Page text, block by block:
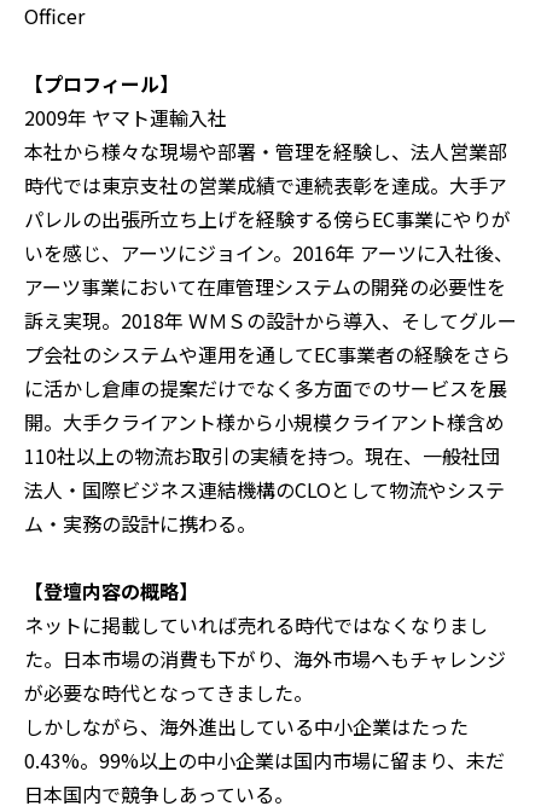
Officer
【プロフィール】
2009年 ヤマト運輸入社
本社から様々な現場や部署・管理を経験し、法人営業部
時代では東京支社の営業成績で連続表彰を達成。大手ア
パレルの出張所立ち上げを経験する傍らEC事業にやりが
いを感じ、アーツにジョイン。2016年 アーツに入社後、
アーツ事業において在庫管理システムの開発の必要性を
訴え実現。2018年 ＷＭＳの設計から導入、そしてグルー
プ会社のシステムや運用を通してEC事業者の経験をさら
に活かし倉庫の提案だけでなく多方面でのサービスを展
開。大手クライアント様から小規模クライアント様含め
110社以上の物流お取引の実績を持つ。現在、一般社団
法人・国際ビジネス連結機構のCLOとして物流やシステ
ム・実務の設計に携わる。
【登壇内容の概略】
ネットに掲載していれば売れる時代ではなくなりまし
た。日本市場の消費も下がり、海外市場へもチャレンジ
が必要な時代となってきました。
しかしながら、海外進出している中小企業はたった
0.43%。99%以上の中小企業は国内市場に留まり、未だ
日本国内で競争しあっている。